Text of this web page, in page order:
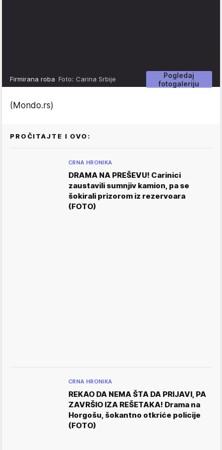
Pogledaj
fotogaleriju
Firmirana roba Foto: Carina Srbije
(Mondo.rs)
PROČITAJTE I OVO:
CRNA HRONIKA
DRAMA NA PREŠEVU! Carinici
zaustavili sumnjiv kamion, pa se
šokirali prizorom iz rezervoara
(FOTO)
CRNA HRONIKA
REKAO DA NEMA ŠTA DA PRIJAVI, PA
ZAVRŠIO IZA REŠETAKA! Drama na
Horgošu, šokantno otkriće policije
(FOTO)